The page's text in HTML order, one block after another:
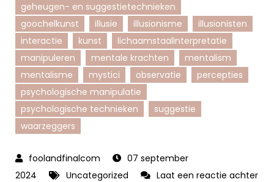
geheugen- en suggestietechnieken
goochelkunst
illusie illusionisme
illusionisten
interactie
kunst
lichaamstaalinterpretatie
manipuleren
mentale krachten
mentalism
mentalisme
mystici observatie
percepties
psychologische manipulatie
psychologische technieken
suggestie
waarzeggers
07 september
2024
Uncategorized
Laat een reactie achter